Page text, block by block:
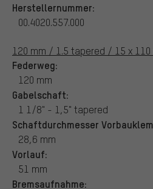
Herstellernummer:
00.4020.557.000
120 mm / 1.5 tapered / 15 x
Federweg:
120 mm
Gabelschaft:
1 1/8" - 1,5" tapered
Schaftdurchmesser
28,6 mm
Vorlauf:
51 mm
Bremsaufnahme: